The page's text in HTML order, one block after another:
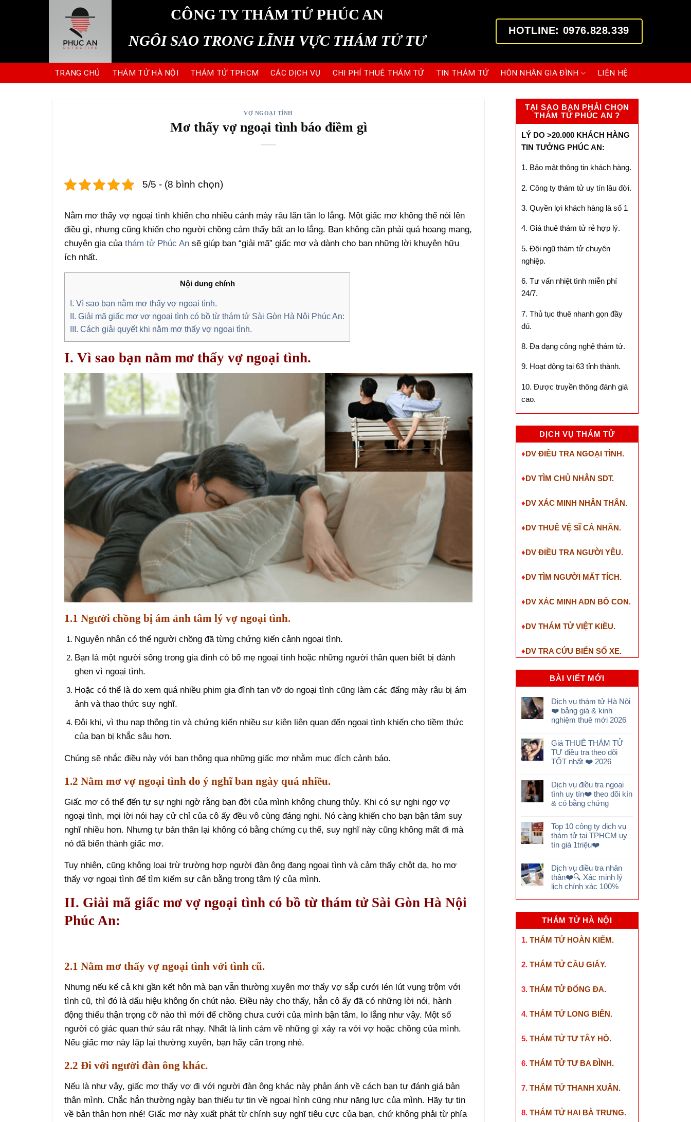
CÔNG TY THÁM TỬ PHÚC AN
NGÔI SAO TRONG LĨNH VỰC THÁM TỬ TƯ
HOTLINE: 0976.828.339
TRANG CHỦ THÁM TỬ HÀ NỘI THÁM TỬ TPHCM CÁC DỊCH VỤ CHI PHÍ THUÊ THÁM TỬ TIN THÁM TỬ HÔN NHÂN GIA ĐÌNH LIÊN HỆ
VỢ NGOẠI TÌNH
Mơ thấy vợ ngoại tình báo điềm gì
5/5 - (8 bình chọn)
Nằm mơ thấy vợ ngoại tình khiến cho nhiều cánh mày râu lăn tăn lo lắng. Một giấc mơ không thể nói lên
điều gì, nhưng cũng khiến cho người chồng cảm thấy bất an lo lắng. Bạn không cần phải quá hoang mang,
chuyên gia củathám tử Phúc An sẽ giúp bạn “giải mã” giấc mơ và dành cho bạn những lời khuyên hữu
ích nhất.
Nội dung chính
I. Vì sao bạn nằm mơ thấy vợ ngoại tình.
II. Giải mã giấc mơ vợ ngoại tình có bồ từ thám tử Sài Gòn Hà Nội Phúc An:
III. Cách giải quyết khi nằm mơ thấy vợ ngoại tình.
I. Vì sao bạn nằm mơ thấy vợ ngoại tình.
1.1 Người chồng bị ám ảnh tâm lý vợ ngoại tình.
Nguyên nhân có thể người chồng đã từng chứng kiến cảnh ngoại tình.
Bạn là một người sống trong gia đình có bố mẹ ngoại tình hoặc những người thân quen biết bị đánh
ghen vì ngoại tình.
Hoặc có thể là do xem quá nhiều phim gia đình tan vỡ do ngoại tình cũng làm các đấng mày râu bị ám
ảnh và thao thức suy nghĩ.
Đôi khi, vì thu nạp thông tin và chứng kiến nhiều sự kiện liên quan đến ngoại tình khiến cho tiềm thức
của bạn bị khắc sâu hơn.
Chúng sẽ nhắc điều này với bạn thông qua những giấc mơ nhằm mục đích cảnh báo.
1.2 Nằm mơ vợ ngoại tình do ý nghĩ ban ngày quá nhiều.
Giấc mơ có thể đến tự sự nghi ngờ rằng bạn đời của mình không chung thủy. Khi có sự nghi ngợ vợ
ngoại tình, mọi lời nói hay cử chỉ của cô ấy đều vô cùng đáng nghi. Nó càng khiến cho bạn bận tâm suy
nghĩ nhiều hơn. Nhưng tự bản thân lại không có bằng chứng cụ thể, suy nghĩ này cũng không mất đi mà
nó đã biến thành giấc mơ.
Tuy nhiên, cũng không loại trừ trường hợp người đàn ông đang ngoại tình và cảm thấy chột dạ, họ mơ
thấy vợ ngoại tình để tìm kiếm sự cân bằng trong tâm lý của mình.
II. Giải mã giấc mơ vợ ngoại tình có bồ từthám tử Sài Gòn Hà Nội
Phúc An:
2.1 Nằm mơ thấy vợ ngoại tình với tình cũ.
Nhưng nếu kể cả khi gần kết hôn mà bạn vẫn thường xuyên mơ thấy vợ sắp cưới lén lút vụng trộm với
tình cũ, thì đó là dấu hiệu không ổn chút nào. Điều này cho thấy, hẳn cô ấy đã có những lời nói, hành
động thiếu thận trọng cỡ nào thì mới để chồng chưa cưới của mình bận tâm, lo lắng như vậy. Một số
người có giác quan thứ sáu rất nhạy. Nhất là linh cảm về những gì xảy ra với vợ hoặc chồng của mình.
Nếu giấc mơ này lặp lại thường xuyên, bạn hãy cẩn trọng nhé.
2.2 Đi với người đàn ông khác.
Nếu là như vậy, giấc mơ thấy vợ đi với người đàn ông khác này phản ánh về cách bạn tự đánh giá bản
thân mình. Chắc hẳn thường ngày bạn thiếu tự tin về ngoại hình cũng như năng lực của mình. Hãy tự tin
về bản thân hơn nhé! Giấc mơ này xuất phát từ chính suy nghĩ tiêu cực của bạn, chứ không phải từ phía
TẠI SAO BẠN PHẢI CHỌN
THÁM TỬ PHÚC AN ?
LÝ DO >20.000 KHÁCH HÀNG
TIN TƯỞNG PHÚC AN:
1. Bảo mật thông tin khách hàng.
2. Công ty thám tử uy tín lâu đời.
3. Quyền lợi khách hàng là số 1
4. Giá thuê thám tử rẻ hợp lý.
5. Đội ngũ thám tử chuyên
nghiệp.
6. Tư vấn nhiệt tình miễn phí
24/7.
7. Thủ tục thuê nhanh gọn đầy
đủ.
8. Đa dạng công nghệ thám tử.
9. Hoạt động tại 63 tỉnh thành.
10. Được truyền thông đánh giá
cao.
DỊCH VỤ THÁM TỬ
♦DV ĐIỀU TRA NGOẠI TÌNH.
♦DV TÌM CHỦ NHÂN SDT.
♦DV XÁC MINH NHÂN THÂN.
♦DV THUÊ VỆ SĨ CÁ NHÂN.
♦DV ĐIỀU TRA NGƯỜI YÊU.
♦DV TÌM NGƯỜI MẤT TÍCH.
♦DV XÁC MINH ADN BỐ CON.
♦DV THÁM TỬ VIỆT KIỀU.
♦DV TRA CỨU BIỂN SỐ XE.
BÀI VIẾT MỚI
Dịch vụ thám tử Hà Nội
❤️ bảng giá & kinh
nghiệm thuê mới 2026
Giá THUÊ THÁM TỬ
TƯ điều tra theo dõi
TỐT nhất ❤️ 2026
Dịch vụ điều tra ngoại
tình uy tín❤️ theo dõi kín
& có bằng chứng
Top 10 công ty dịch vụ
thám tử tại TPHCM uy
tín giá 1triệu❤️
Dịch vụ điều tra nhân
thân❤️🔍 Xác minh lý
lịch chính xác 100%
THÁM TỬ HÀ NỘI
1. THÁM TỬ HOÀN KIẾM.
2. THÁM TỬ CẦU GIẤY.
3. THÁM TỬ ĐỐNG ĐA.
4. THÁM TỬ LONG BIÊN.
5. THÁM TỬ TƯ TÂY HỒ.
6. THÁM TỬ TƯ BA ĐÌNH.
7. THÁM TỬ THANH XUÂN.
8. THÁM TỬ HAI BÀ TRƯNG.